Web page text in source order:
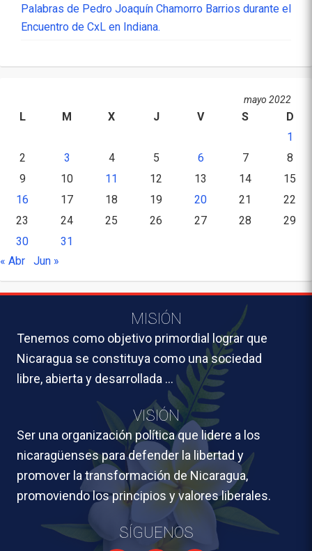
Palabras de Pedro Joaquín Chamorro Barrios durante el
Encuentro de CxL en Indiana.
mayo 2022
L M X J V S
D
1
2
3 4 5 6 7
8
9
10 11 12 13 14
15
16
17 18 19 20 21
22
23
24 25 26 27 28
29
30
31
« Abr
Jun »
MISIÓN
Tenemos como objetivo primordial lograr que
Nicaragua se constituya como una sociedad
libre, abierta y desarrollada …
VISIÓN
Ser una organización política que lidere a los
nicaragüenses para defender la libertad y
promover la transformación de Nicaragua,
promoviendo los principios y valores liberales.
SÍGUENOS